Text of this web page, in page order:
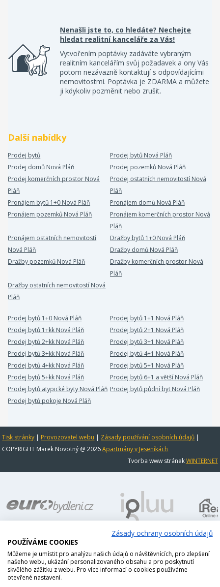
Nenašli jste to, co hledáte? Nechejte
hledat realitní kanceláře za Vás!
Vytvořením poptávky zadáváte vybraným
realitním kancelářím svůj požadavek a ony Vás
potom nezávazně kontaktují s odpovídajícími
nemovitostmi. Poptávka je ZDARMA a můžete
ji kdykoliv pozměnit nebo zrušit.
Další nabídky
Prodej bytů
Prodej bytů Nová Pláň
Prodej domů Nová Pláň
Prodej pozemků Nová Pláň
Prodej komerčních prostor Nová
Pláň
Prodej ostatních nemovitostí Nová
Pláň
Pronájem bytů 1+0 Nová Pláň
Pronájem domů Nová Pláň
Pronájem pozemků Nová Pláň
Pronájem komerčních prostor Nová
Pláň
Pronájem ostatních nemovitostí
Nová Pláň
Dražby bytů 1+0 Nová Pláň
Dražby domů Nová Pláň
Dražby pozemků Nová Pláň
Dražby komerčních prostor Nová
Pláň
Dražby ostatních nemovitostí Nová
Pláň
Prodej bytů 1+0 Nová Pláň
Prodej bytů 1+1 Nová Pláň
Prodej bytů 1+kk Nová Pláň
Prodej bytů 2+1 Nová Pláň
Prodej bytů 2+kk Nová Pláň
Prodej bytů 3+1 Nová Pláň
Prodej bytů 3+kk Nová Pláň
Prodej bytů 4+1 Nová Pláň
Prodej bytů 4+kk Nová Pláň
Prodej bytů 5+1 Nová Pláň
Prodej bytů 5+kk Nová Pláň
Prodej bytů 6+1 a větší Nová Pláň
Prodej bytů atypické byty Nová Pláň Prodej bytů půdní byt Nová Pláň
Prodej bytů pokoje Nová Pláň
Tisk stránky | Provozovatel webu | Zásady používání osobních údajů |
COPYRIGHT Marek Novotný @ 2026Apartmány v Jeseníkách
Tvorba www stránekWINTERNET
Zásady ochrany osobních údajů
POUŽÍVÁME COOKIES
Můžeme je umístit pro analýzu našich údajů o návštěvnících, pro zlepšení
našeho webu, ukázání personalizovaného obsahu a pro poskytnutí
skvělého zážitku z webu. Pro více informací o cookies používáme
otevřené nastavení.